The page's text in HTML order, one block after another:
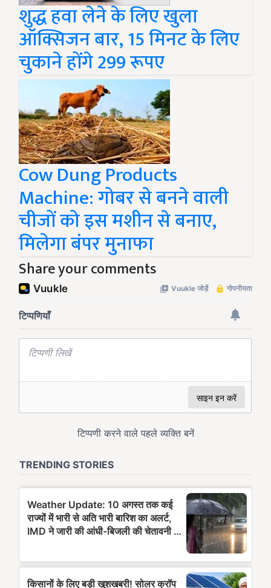
शुद्ध हवा लेने के लिए खुला
ऑक्सिजन बार, 15 मिनट के लिए
चुकाने होंगे 299 रूपए
Cow Dung Products
Machine: गोबर से बनने वाली
चीजों को इस मशीन से बनाए,
मिलेगा बंपर मुनाफा
Share your comments